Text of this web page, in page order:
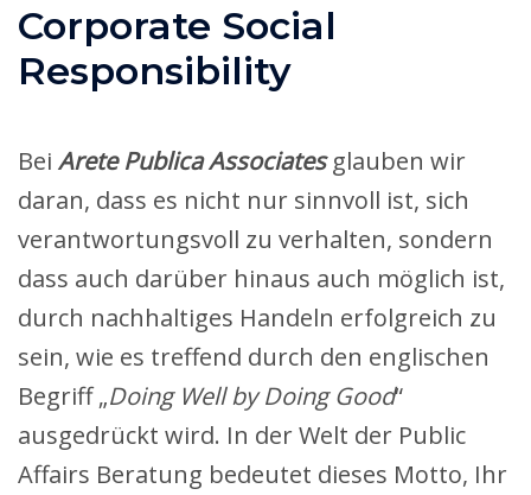
Corporate Social
Responsibility
Bei Arete Publica Associatesglauben wir
daran, dass es nicht nur sinnvoll ist, sich
verantwortungsvoll zu verhalten, sondern
dass auch darüber hinaus auch möglich ist,
durch nachhaltiges Handeln erfolgreich zu
sein, wie es treffend durch den englischen
Begriff „Doing Well by Doing Good“
ausgedrückt wird. In der Welt der Public
Affairs Beratung bedeutet dieses Motto, Ihr